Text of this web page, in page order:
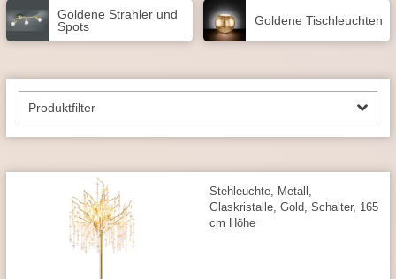
Goldene Strahler und
Spots
Goldene Tischleuchten
Produktfilter
Stehleuchte, Metall,
Glaskristalle, Gold, Schalter, 165
cm Höhe